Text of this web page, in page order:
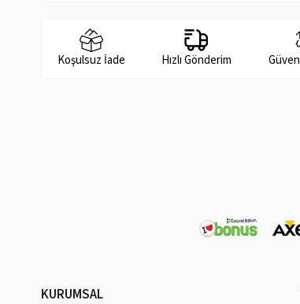
Koşulsuz İade Hızlı Gönderim
KURUMSAL